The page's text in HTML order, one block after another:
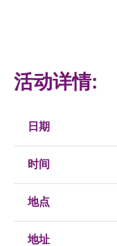
活动详情:
日期
时间
地点
地址